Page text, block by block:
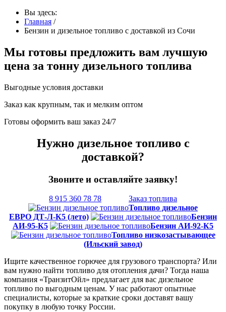
Вы здесь:
Главная /
Бензин и дизельное топливо с доставкой из Сочи
Мы готовы предложить вам лучшую
цена за тонну дизельного топлива
Выгодные условия доставки
Заказ как крупным, так и мелким оптом
Готовы оформить ваш заказ 24/7
Нужно дизельное топливо с
доставкой?
Звоните и оставляйте заявку!
8 915 360 78 78
Заказ топлива
Топливо дизельное
ЕВРО ДТ-Л-К5 (лето)
Бензин
АИ-95-К5
Бензин АИ-92-К5
Топливо низкозастывающее
(Ильский завод)
Ищите качественное горючее для грузового транспорта? Или
вам нужно найти топливо для отопления дачи? Тогда наша
компания «ТранзитОйл» предлагает для вас дизельное
топливо по выгодным ценам. У нас работают опытные
специалисты, которые за краткие сроки доставят вашу
покупку в любую точку России.